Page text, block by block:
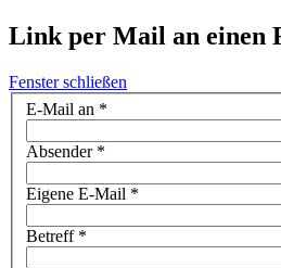
Link per Mail an einen
Fenster schließen
E-Mail an *
Absender*
Eigene E-Mail *
Betreff*